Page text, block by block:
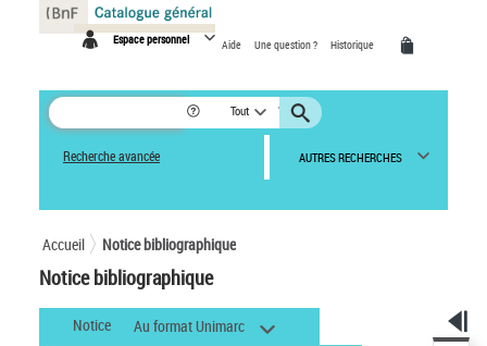
Espace personnel Aide Une question ? Historique
Tout
Recherche avancée AUTRES RECHERCHES
Accueil Notice bibliographique
Notice bibliographique
Notice Au format Unimarc
Panneau de gestion des cookies